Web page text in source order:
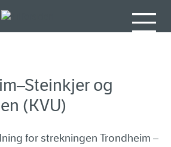
og
(KVU)
for strekningen Trondheim –